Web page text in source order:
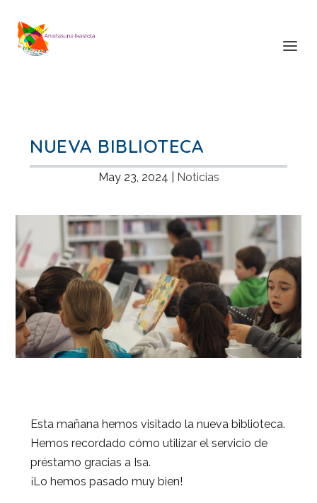
NUEVA BIBLIOTECA
May 23, 2024 Noticias
Esta mañana hemos visitado la nueva biblioteca.
Hemos recordado cómo utilizar el servicio de
préstamo gracias a Isa.
¡Lo hemos pasado muy bien!